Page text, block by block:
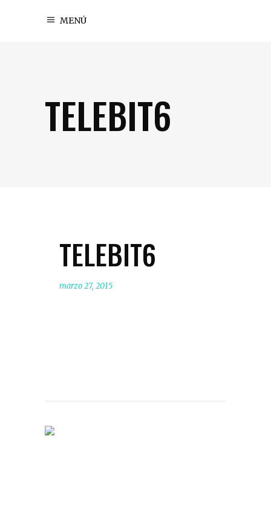
MENÚ
TELEBIT6
TELEBIT6
marzo 27, 2015